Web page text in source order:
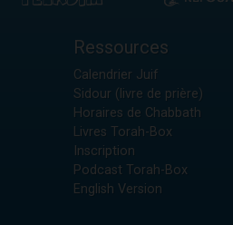
Ressources
Calendrier Juif
Sidour (livre de prière)
Horaires de Chabbath
Livres Torah-Box
Inscription
Podcast Torah-Box
English Version